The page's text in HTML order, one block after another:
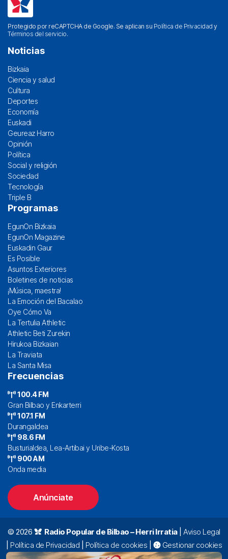
Protegido por reCAPTCHA de Google. Se aplican su Política de Privacidad y
Términos del servicio.
Noticias
Bizkaia
Ciencia y salud
Cultura
Deportes
Economía
Euskadi
Geureaz Harro
Opinión
Política
Social y religión
Sociedad
Tecnología
Triple B
Programas
EgunOn Bizkaia
EgunOn Magazine
Euskadin Gaur
Es Posible
Asuntos Exteriores
Boletines de noticias
¡Música, maestra!
La Emoción del Bacalao
Oye Cómo Va
La Tertulia Athletic
Athletic Beti Zurekin
Hirukoa Bizkaian
La Traviata
La Santa Misa
Frecuencias
100.4 FM
Gran Bilbao y Enkarterri
107.1 FM
Durangaldea
98.6 FM
Busturialdea, Lea-Artibai y Uribe-Kosta
900 AM
Onda media
Anúnciate
© 2026 Radio Popular de Bilbao – Herri Irratia| Aviso Legal
Política de Privacidad Política de cookies
Gestionar cookies